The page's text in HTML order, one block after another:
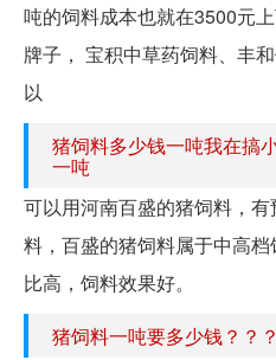
吨的饲料成本也就在3500元
牌子， 宝积中草药饲料、丰
以
猪饲料多少钱一吨我在搞
一吨
可以用河南百盛的猪饲料，
料，百盛的猪饲料属于中高
比高，饲料效果好。
猪饲料一吨要多少钱？？？